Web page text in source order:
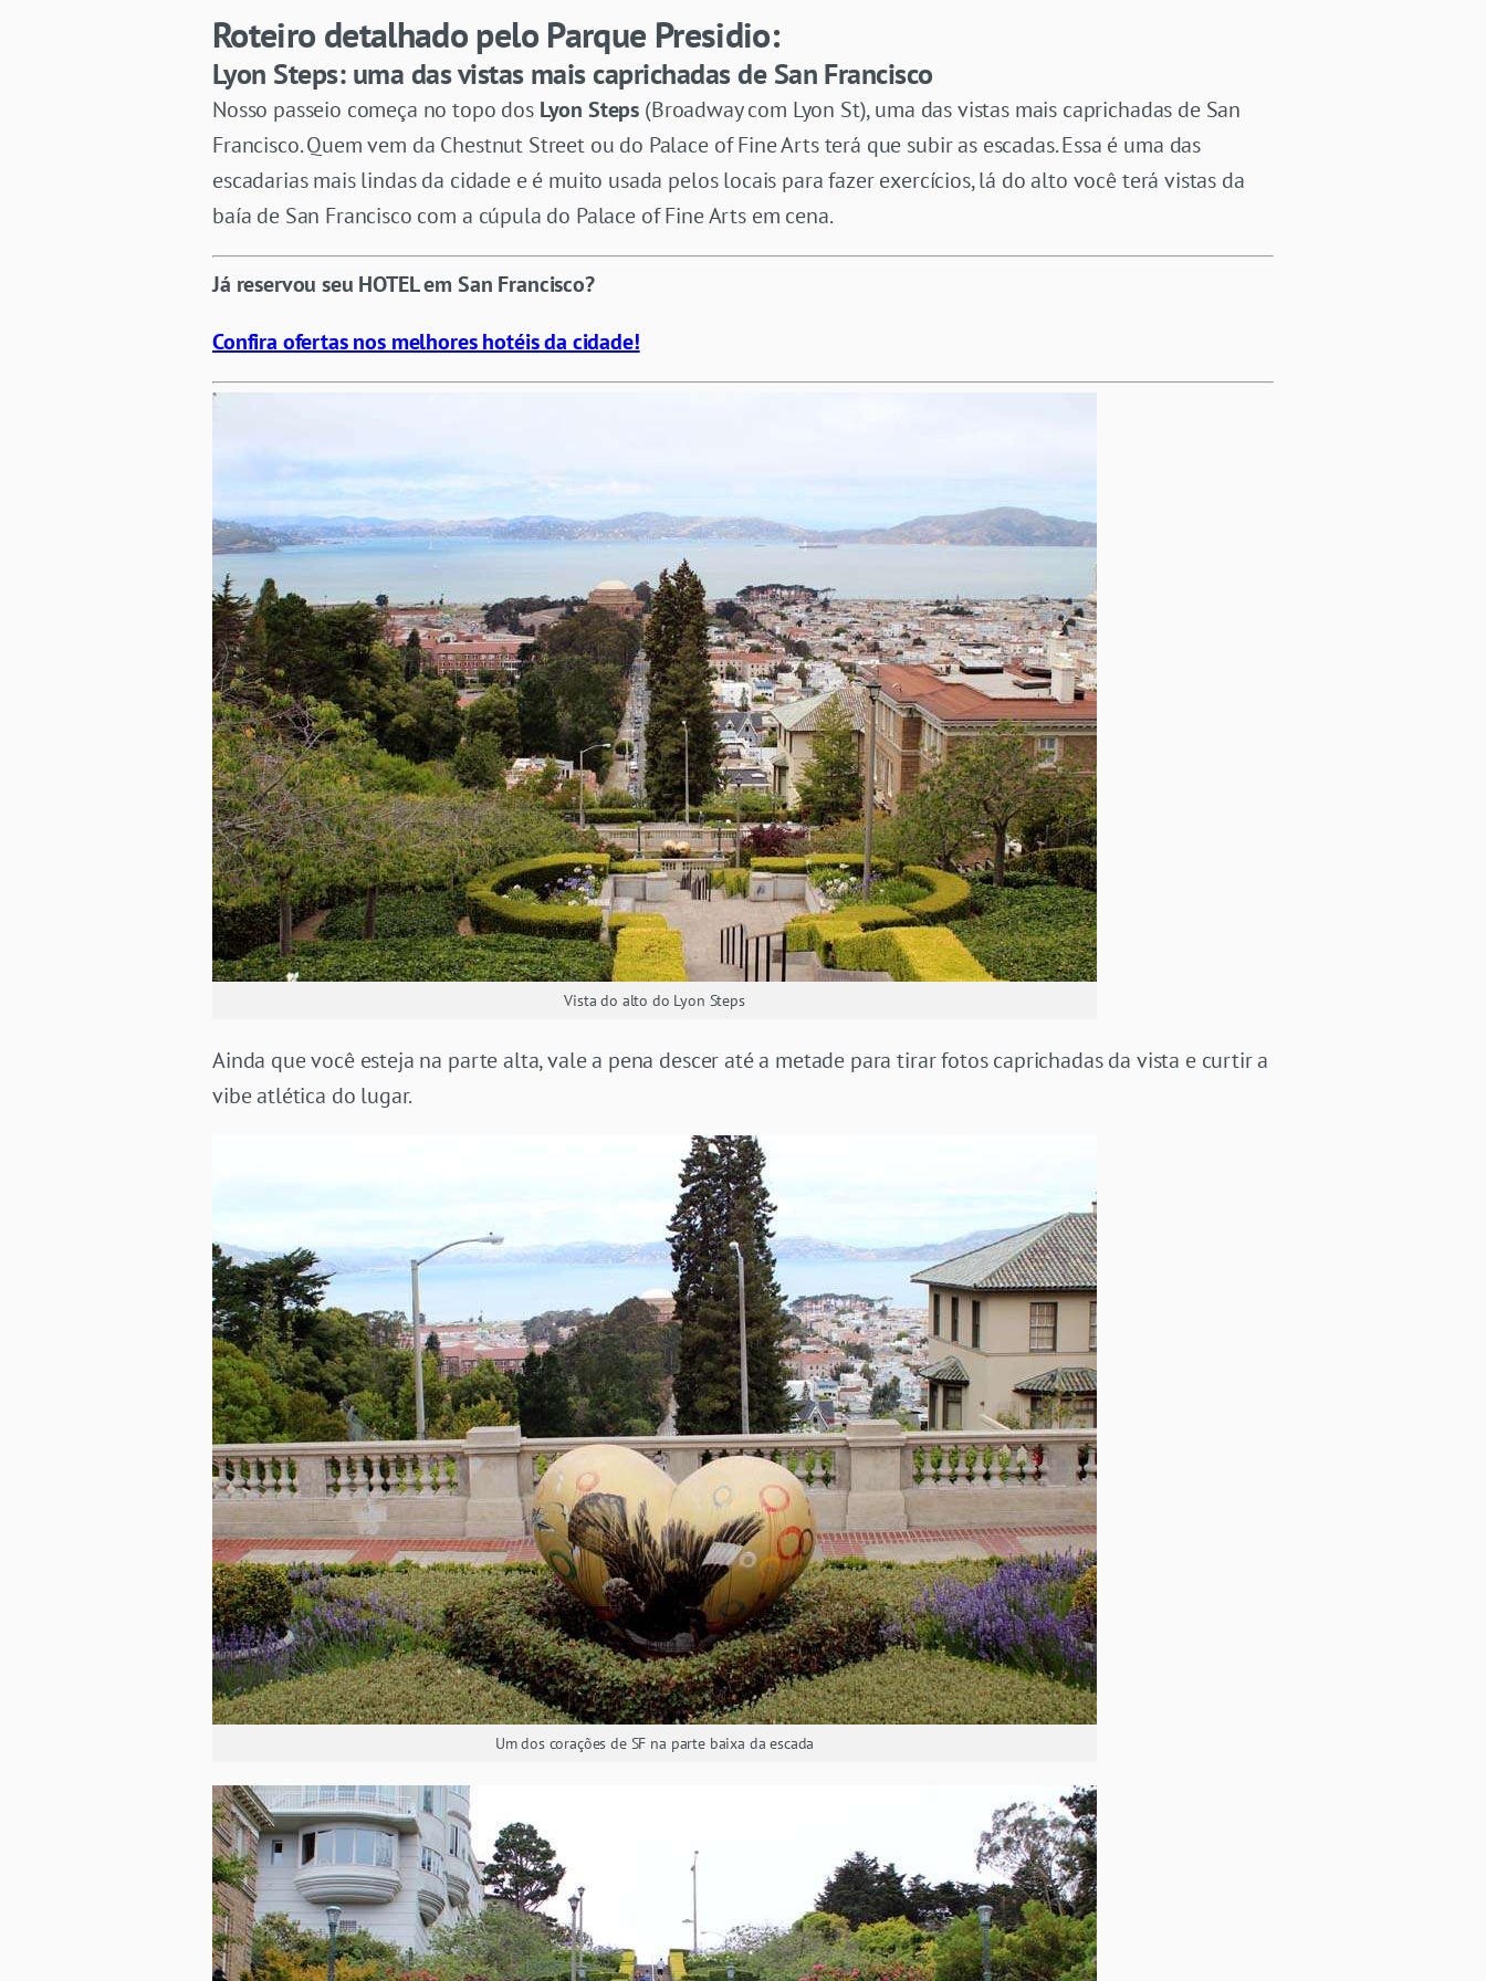
Roteiro detalhado pelo Parque Presidio:
Lyon Steps: uma das vistas mais caprichadas de San Francisco
Nosso passeio começa no topo dos Lyon Steps (Broadway com Lyon St), uma das vistas mais caprichadas de San
Francisco. Quem vem da Chestnut Street ou do Palace of Fine Arts terá que subir as escadas. Essa é uma das
escadarias mais lindas da cidade e é muito usada pelos locais para fazer exercícios, lá do alto você terá vistas da
baía de San Francisco com a cúpula do Palace of Fine Arts em cena.
Já reservou seu HOTEL em San Francisco?
Confira ofertas nos melhores hotéis da cidade!
Vista do alto do Lyon Steps
Ainda que você esteja na parte alta, vale a pena descer até a metade para tirar fotos caprichadas da vista e curtir a
vibe atlética do lugar.
Um dos corações de SF na parte baixa da escada